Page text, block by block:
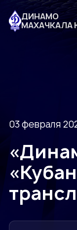
ДИНАМО
МАХАЧКАЛА
03 февраля